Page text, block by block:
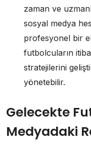
zaman ve
sosyal medya
profesyonel bir
futbolcuların
stratejilerini
yönetebilir.
Gelecekte
Medyadaki